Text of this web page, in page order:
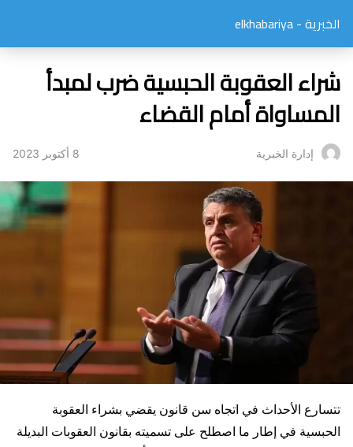
الخبرية - elkhabariya
شراء العقوبة الحبسية ضرب لمبدأ
المساواة أمام القضاء
إدارة الخبرية 8 أكتوبر 2023
تتسارع الأحداث في اتجاه سن قانون يقضي بشراء العقوبة
الحبسية في إطار ما اصطلح على تسميته بقانون العقوبات البديلة